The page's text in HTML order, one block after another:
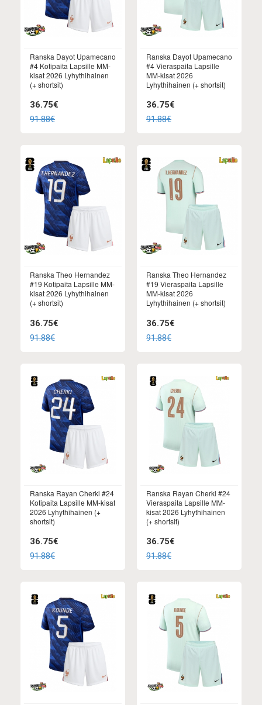
Ranska Dayot Upamecano
#4 Kotipaita Lapsille MM-
kisat 2026 Lyhythihainen
(+ shortsit)
36.75€
91.88€
Ranska Dayot Upamecano
#4 Vieraspaita Lapsille
MM-kisat 2026
Lyhythihainen (+ shortsit)
36.75€
91.88€
Ranska Theo Hernandez
#19 Kotipaita Lapsille MM-
kisat 2026 Lyhythihainen
(+ shortsit)
36.75€
91.88€
Ranska Theo Hernandez
#19 Vieraspaita Lapsille
MM-kisat 2026
Lyhythihainen (+ shortsit)
36.75€
91.88€
Ranska Rayan Cherki #24
Kotipaita Lapsille MM-kisat
2026 Lyhythihainen (+
shortsit)
36.75€
91.88€
Ranska Rayan Cherki #24
Vieraspaita Lapsille MM-
kisat 2026 Lyhythihainen
(+ shortsit)
36.75€
91.88€